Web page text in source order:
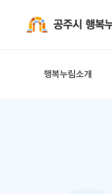
행복누림소개